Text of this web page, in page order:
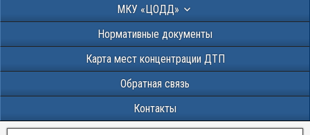
МКУ «ЦОДД»
Нормативные документы
Карта мест концентрации ДТП
Обратная связь
Контакты